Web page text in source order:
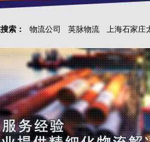
索： 物流公司 英脉物流 上海石家庄
专业定制物流 上海石家庄太原综合专业